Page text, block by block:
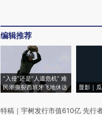
编辑推荐
“入侵”还是“人道危机” 难
民潮撕裂西班牙飞地休达
显影｜
特稿 ｜ 宇树发行市值610亿 先行